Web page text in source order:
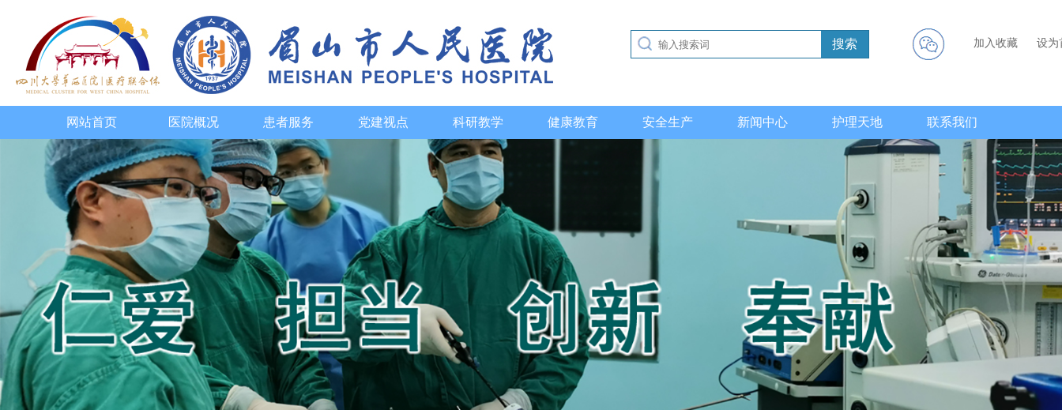
加入收藏 设为
搜索
网站首页 医院概况 患者服务 党建视点 科研教学 健康教育 安全生产 新闻中心 护理天地 联系我们